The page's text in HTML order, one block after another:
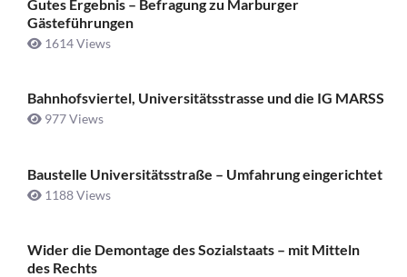
Gutes Ergebnis – Befragung zu Marburger
Gästeführungen
1614 Views
Bahnhofsviertel, Universitätsstrasse und die IG MARSS
977 Views
Baustelle Universitätsstraße ­– Umfahrung eingerichtet
1188 Views
Wider die Demontage des Sozialstaats – mit Mitteln
des Rechts